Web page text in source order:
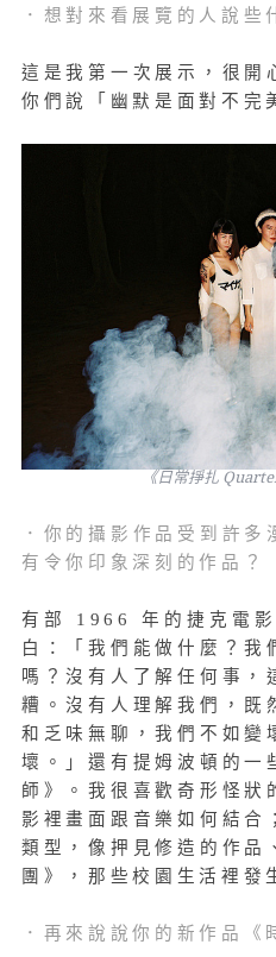
．想對來看展覽的人說些
這是我第一次展示，很開
你們說「幽默是面對不完
《日常掙扎
．你的攝影作品受到許多
有令你印象深刻的作品？
有部 1966 年的捷克電
白：「我們能做什麼？我
嗎？沒有人了解任何事，
糟。沒有人理解我們，既
和乏味無聊，我們不如變
壞。」還有提姆波頓的一
師》。我很喜歡奇形怪狀
影裡畫面跟音樂如何結合
類型，像押見修造的作品
團》，那些校園生活裡發
．再來說說你的新作品《